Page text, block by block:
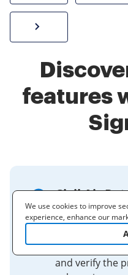
features
Civil Air
Generator
Civil Air Patrol
Generator. Fill
and verify the
We use cookies to improve
experience, enhance our
cooperating with our 3rd